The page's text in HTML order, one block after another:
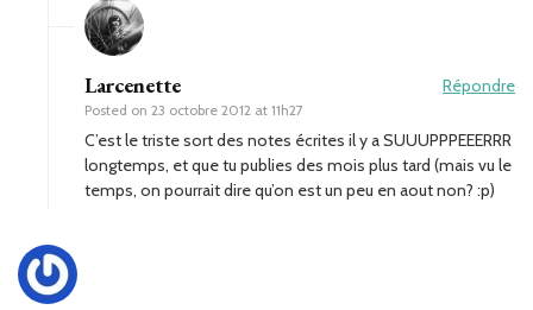
Larcenette
Posted on 23 octobre 2012 at 11h27
Répondre
C’est le triste sort des notes écrites il y a SUUUPPPEEERRR
longtemps, et que tu publies des mois plus tard (mais vu le
temps, on pourrait dire qu’on est un peu en aout non? :p)